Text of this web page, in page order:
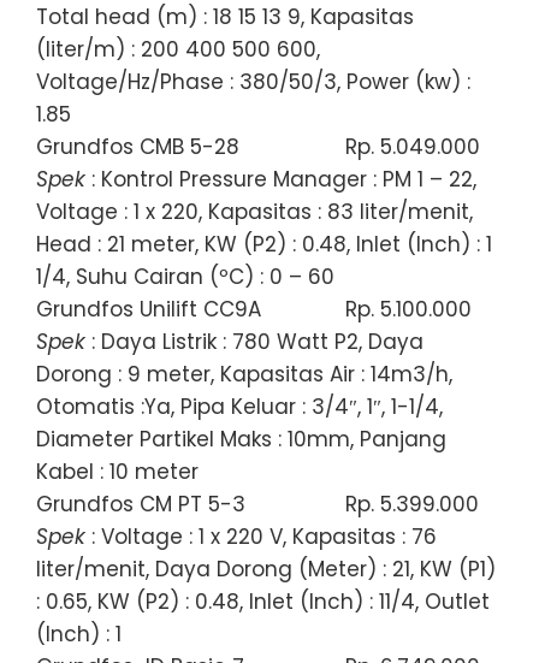
Total head (m) : 18 15 13 9, Kapasitas
(liter/m) : 200 400 500 600,
Voltage/Hz/Phase : 380/50/3, Power (kw) :
1.85
Grundfos CMB 5-28
Rp. 5.049.000
Spek : Kontrol Pressure Manager : PM 1 – 22,
Voltage : 1 x 220, Kapasitas : 83 liter/menit,
Head : 21 meter, KW (P2) : 0.48, Inlet (Inch) : 1
1/4, Suhu Cairan (ºC) : 0 – 60
Grundfos Unilift CC9A
Rp. 5.100.000
Spek : Daya Listrik : 780 Watt P2, Daya
Dorong : 9 meter, Kapasitas Air : 14m3/h,
Otomatis :Ya, Pipa Keluar : 3/4″, 1″, 1-1/4,
Diameter Partikel Maks : 10mm, Panjang
Kabel : 10 meter
Grundfos CM PT 5-3
Rp. 5.399.000
Spek : Voltage : 1 x 220 V, Kapasitas : 76
liter/menit, Daya Dorong (Meter) : 21, KW (P1)
: 0.65, KW (P2) : 0.48, Inlet (Inch) : 11/4, Outlet
(Inch) : 1